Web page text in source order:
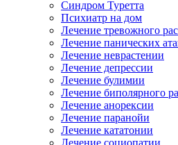
Синдром Туретта
Психиатр на дом
Лечение тревожного
Лечение панических
Лечение неврастении
Лечение депрессии
Лечение булимии
Лечение биполярного
Лечение анорексии
Лечение паранойи
Лечение кататонии
Лечение социопатии